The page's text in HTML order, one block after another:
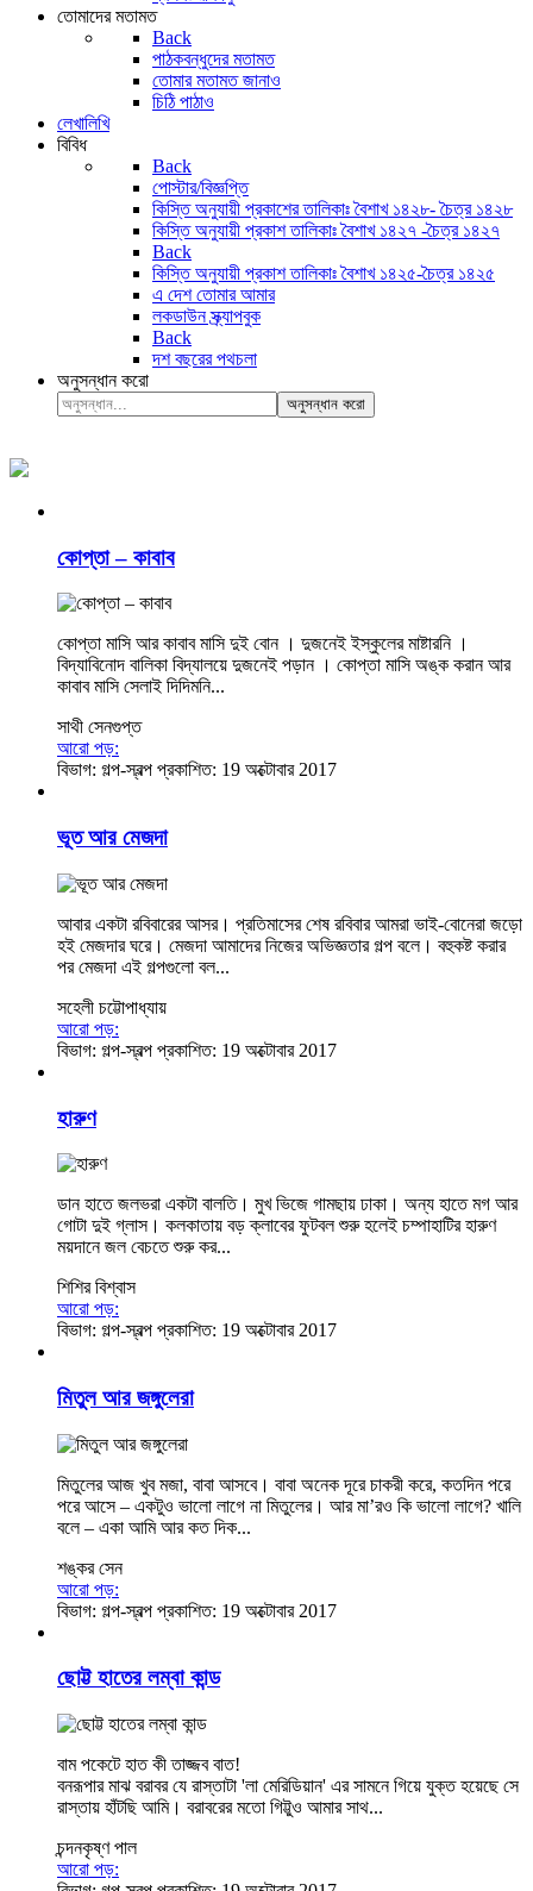
তোমাদের মতামত
Back
পাঠকবন্ধুদের মতামত
তোমার মতামত জানাও
চিঠি পাঠাও
লেখালিখি
বিবিধ
Back
পোস্টার/বিজ্ঞপ্তি
কিস্তি অনুযায়ী প্রকাশের তালিকাঃ বৈশাখ ১৪২৮- চৈত্র ১৪২৮
কিস্তি অনুযায়ী প্রকাশ তালিকাঃ বৈশাখ ১৪২৭ -চৈত্র ১৪২৭
Back
কিস্তি অনুযায়ী প্রকাশ তালিকাঃ বৈশাখ ১৪২৫-চৈত্র ১৪২৫
এ দেশ তোমার আমার
লকডাউন স্ক্র্যাপবুক
Back
দশ বছরের পথচলা
অনুসন্ধান করো
অনুসন্ধান করো
কোপ্তা – কাবাব
কোপ্তা মাসি আর কাবাব মাসি দুই বোন । দুজনেই ইস্কুলের মাষ্টারনি ।
বিদ্যাবিনোদ বালিকা বিদ্যালয়ে দুজনেই পড়ান । কোপ্তা মাসি অঙ্ক করান আর
কাবাব মাসি সেলাই দিদিমনি...
সাথী সেনগুপ্ত
আরো পড়:
বিভাগ: গল্প-স্বল্প প্রকাশিত: 19 অক্টোবার 2017
ভূত আর মেজদা
আবার একটা রবিবারের আসর। প্রতিমাসের শেষ রবিবার আমরা ভাই-বোনেরা জড়ো
হই মেজদার ঘরে। মেজদা আমাদের নিজের অভিজ্ঞতার গল্প বলে। বহুকষ্ট করার
পর মেজদা এই গল্পগুলো বল...
সহেলী চট্টোপাধ্যায়
আরো পড়:
বিভাগ: গল্প-স্বল্প প্রকাশিত: 19 অক্টোবার 2017
হারুণ
ডান হাতে জলভরা একটা বালতি। মুখ ভিজে গামছায় ঢাকা। অন্য হাতে মগ আর
গোটা দুই গ্লাস। কলকাতায় বড় ক্লাবের ফুটবল শুরু হলেই চম্পাহাটির হারুণ
ময়দানে জল বেচতে শুরু কর...
শিশির বিশ্বাস
আরো পড়:
বিভাগ: গল্প-স্বল্প প্রকাশিত: 19 অক্টোবার 2017
মিতুল আর জঙ্গুলেরা
মিতুলের আজ খুব মজা, বাবা আসবে। বাবা অনেক দূরে চাকরী করে, কতদিন পরে
পরে আসে – একটুও ভালো লাগে না মিতুলের। আর মা’রও কি ভালো লাগে? খালি
বলে – একা আমি আর কত দিক...
শঙ্কর​ সেন
আরো পড়:
বিভাগ: গল্প-স্বল্প প্রকাশিত: 19 অক্টোবার 2017
ছোট্ট হাতের লম্বা কান্ড
বাম পকেটে হাত কী তাজ্জব বাত!
বনরূপার মাঝ বরাবর যে রাস্তাটা 'লা মেরিডিয়ান' এর সামনে গিয়ে যুক্ত হয়েছে সে
রাস্তায় হাঁটছি আমি। বরাবরের মতো গিট্টুও আমার সাথ...
চন্দনকৃষ্ণ পাল
আরো পড়: